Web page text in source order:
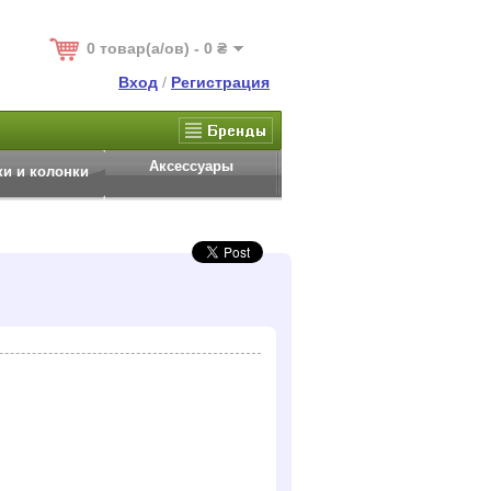
0 товар(а/ов) - 0 ₴
Вход / Регистрация
и колонки Аксессуары